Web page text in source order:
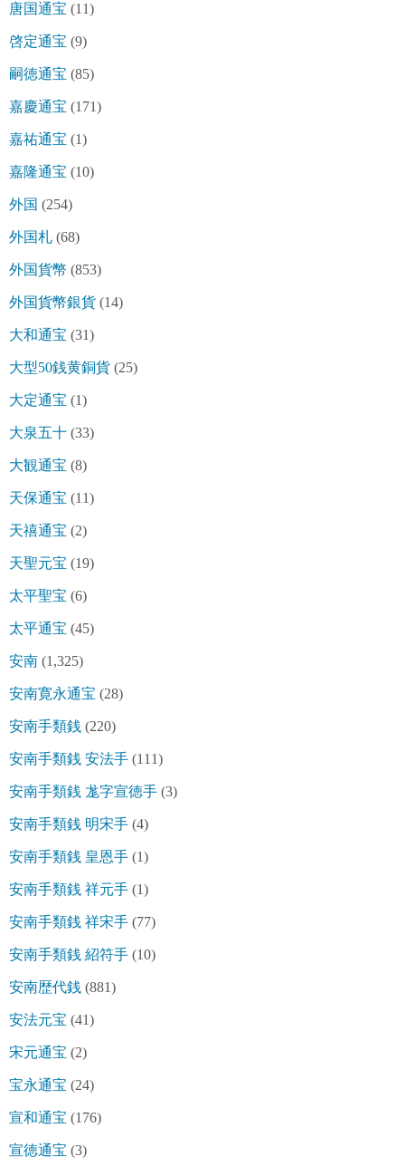
唐国通宝 (11)
啓定通宝 (9)
嗣徳通宝 (85)
嘉慶通宝 (171)
嘉祐通宝 (1)
嘉隆通宝 (10)
外国 (254)
外国札 (68)
外国貨幣 (853)
外国貨幣銀貨 (14)
大和通宝 (31)
大型50銭黄銅貨 (25)
大定通宝 (1)
大泉五十 (33)
大観通宝 (8)
天保通宝 (11)
天禧通宝 (2)
天聖元宝 (19)
太平聖宝 (6)
太平通宝 (45)
安南 (1,325)
安南寛永通宝 (28)
安南手類銭 (220)
安南手類銭 安法手 (111)
安南手類銭 尨字宣徳手 (3)
安南手類銭 明宋手 (4)
安南手類銭 皇恩手 (1)
安南手類銭 祥元手 (1)
安南手類銭 祥宋手 (77)
安南手類銭 紹符手 (10)
安南歴代銭 (881)
安法元宝 (41)
宋元通宝 (2)
宝永通宝 (24)
宣和通宝 (176)
宣徳通宝 (3)